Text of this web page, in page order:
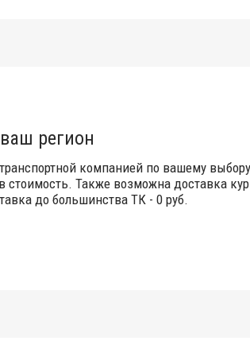
регион
компанией по вашему
стоимость. Также возможна доставка
до большинства ТК - 0 руб.